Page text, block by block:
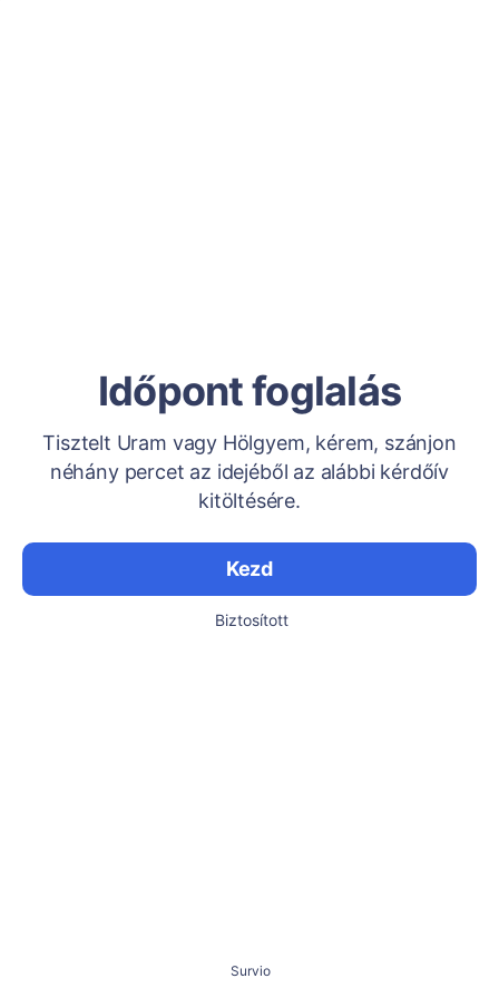
Időpont foglalás
Tisztelt Uram vagy Hölgyem, kérem, szánjon
néhány percet az idejéből az alábbi kérdőív
kitöltésére.
Kezd
Biztosított
Survio